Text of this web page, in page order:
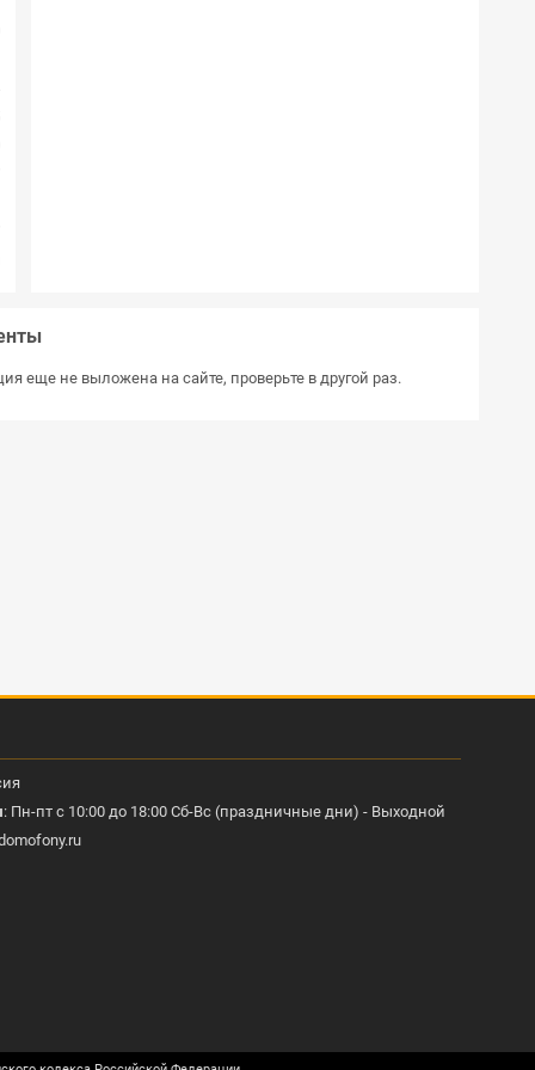
еще не выложена на сайте, проверьте в другой раз.
: Пн-пт с 10:00 до 18:00 Сб-Вс (праздничные дни) - Выходной